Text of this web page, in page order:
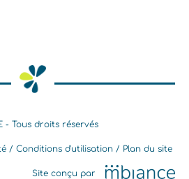
- Tous droits réservés
Conditions d'utilisation Plan du site
Site conçu par